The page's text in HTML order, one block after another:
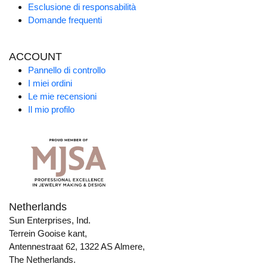
Esclusione di responsabilità
Domande frequenti
ACCOUNT
Pannello di controllo
I miei ordini
Le mie recensioni
Il mio profilo
Netherlands
Sun Enterprises, Ind.
Terrein Gooise kant,
Antennestraat 62, 1322 AS Almere,
The Netherlands.